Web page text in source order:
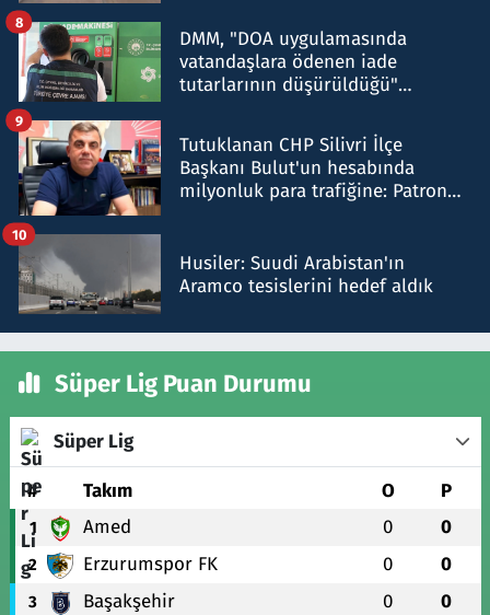
DMM, "DOA uygulamasında
vatandaşlara ödenen iade
tutarlarının düşürüldüğü"
8
Tutuklanan CHP Silivri İlçe
Başkanı Bulut'un hesabında
milyonluk para trafiğine: Patron
9
Husiler: Suudi Arabistan'ın
Aramco tesislerini hedef aldık
10
Süper Lig Puan Durumu
Süper Lig
# Takım O P
1 Amed 0 0
2 Erzurumspor FK 0 0
3 Başakşehir 0 0